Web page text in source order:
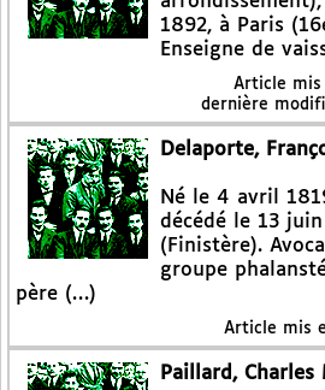
1892, à Paris
Enseigne de
Article mis
dernière
Delaporte,
Né le 4 avril
décédé le 13
(Finistère).
groupe
père (…)
Article mis
Paillard,